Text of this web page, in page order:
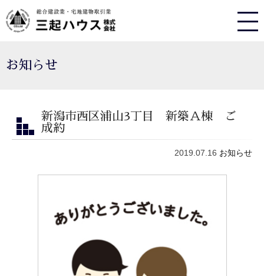
お知らせ
新潟市西区浦山3丁目 新築Ａ棟 ご
成約
2019.07.16 お知らせ